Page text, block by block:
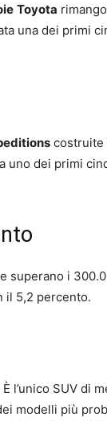
Toyota
una dei primi
costruite
uno dei primi
superano i
il 5,2 percento.
È l’unico SUV di
modelli più